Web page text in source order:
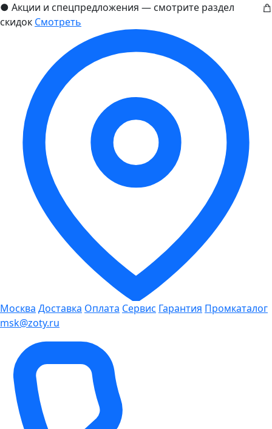
● Акции и спецпредложения — смотрите раздел
скидок Смотреть
Москва Доставка Оплата Сервис Гарантия Промкаталог
msk@zoty.ru